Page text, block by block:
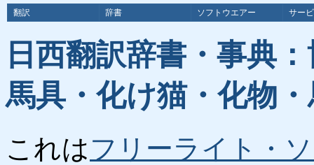
翻訳 辞書 ソフトウエアー サー
日西翻訳辞書・事典
馬具・化け猫・化物
これはフリーライト・